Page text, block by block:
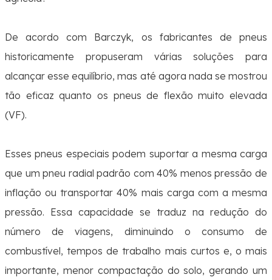
De acordo com Barczyk, os fabricantes de pneus
historicamente propuseram várias soluções para
alcançar esse equilíbrio, mas até agora nada se mostrou
tão eficaz quanto os pneus de flexão muito elevada
(VF).
Esses pneus especiais podem suportar a mesma carga
que um pneu radial padrão com 40% menos pressão de
inflação ou transportar 40% mais carga com a mesma
pressão. Essa capacidade se traduz na redução do
número de viagens, diminuindo o consumo de
combustível, tempos de trabalho mais curtos e, o mais
importante, menor compactação do solo, gerando um